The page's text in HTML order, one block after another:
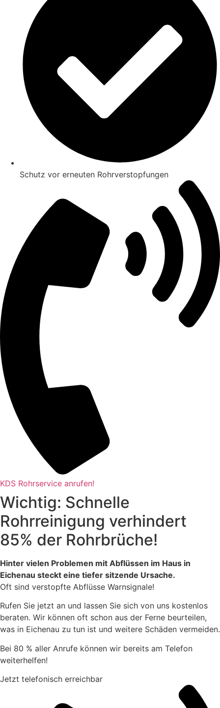
Schutz vor erneuten Rohrverstopfungen
KDS Rohrservice anrufen!
Wichtig: Schnelle
Rohrreinigung verhindert
85% der Rohrbrüche!
Hinter vielen Problemen mit Abflüssen im Haus in
Eichenau steckt eine tiefer sitzende Ursache.
Oft sind verstopfte Abflüsse Warnsignale!
Rufen Sie jetzt an und lassen Sie sich von uns kostenlos
beraten. Wir können oft schon aus der Ferne beurteilen,
was in Eichenau zu tun ist und weitere Schäden vermeiden.
Bei 80 % aller Anrufe können wir bereits am Telefon
weiterhelfen!
Jetzt telefonisch erreichbar